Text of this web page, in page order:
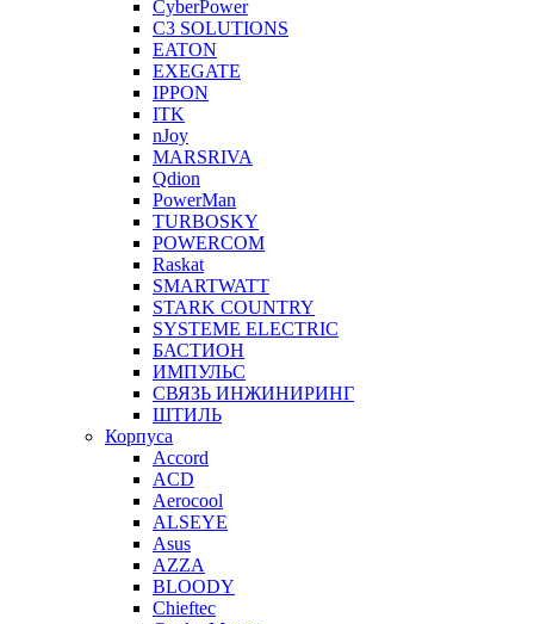
CyberPower
C3 SOLUTIONS
EATON
EXEGATE
IPPON
ITK
nJoy
MARSRIVA
Qdion
PowerMan
TURBOSKY
POWERCOM
Raskat
SMARTWATT
STARK COUNTRY
SYSTEME ELECTRIC
БАСТИОН
ИМПУЛЬС
СВЯЗЬ ИНЖИНИРИНГ
ШТИЛЬ
Корпуса
Accord
ACD
Aerocool
ALSEYE
Asus
AZZA
BLOODY
Chieftec